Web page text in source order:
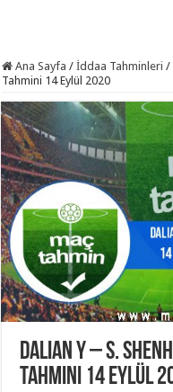
Ana Sayfa / İddaa Tahminleri /
Tahmini 14 Eylül 2020
Dalian Y – S.
Tahmini 14 Eylül